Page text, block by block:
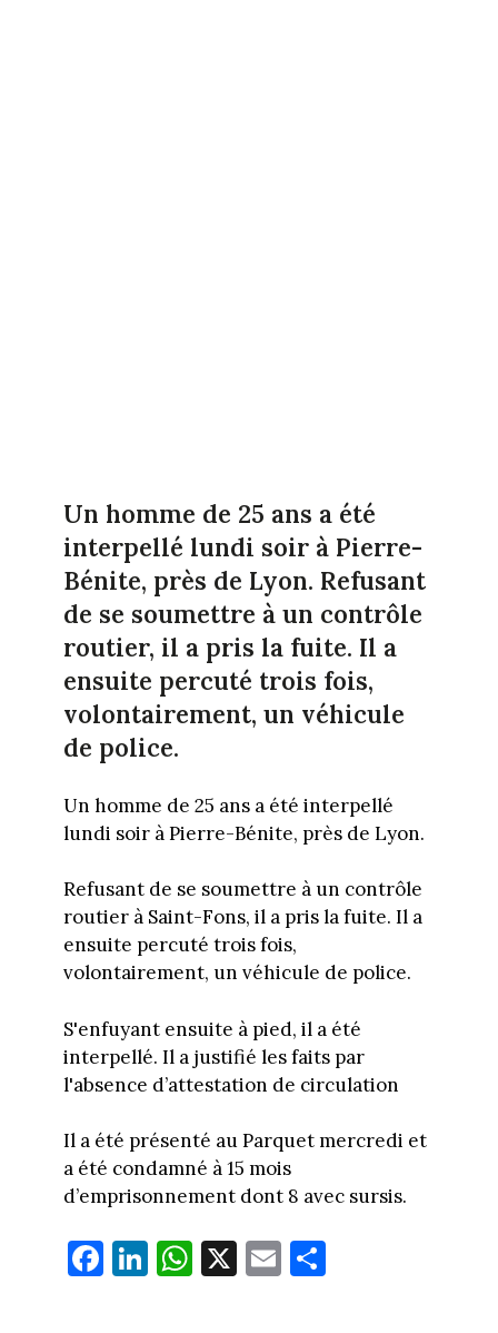
Un homme de 25 ans a été
interpellé lundi soir à Pierre-
Bénite, près de Lyon. Refusant
de se soumettre à un contrôle
routier, il a pris la fuite. Il a
ensuite percuté trois fois,
volontairement, un véhicule
de police.
Un homme de 25 ans a été interpellé
lundi soir à Pierre-Bénite, près de Lyon.
Refusant de se soumettre à un contrôle
routier à Saint-Fons, il a pris la fuite. Il a
ensuite percuté trois fois,
volontairement, un véhicule de police.
S'enfuyant ensuite à pied, il a été
interpellé. Il a justifié les faits par
l'absence d’attestation de circulation
Il a été présenté au Parquet mercredi et
a été condamné à 15 mois
d’emprisonnement dont 8 avec sursis.
Fa
ce
Li
nk
W
ha
X E
m
Pa
rt